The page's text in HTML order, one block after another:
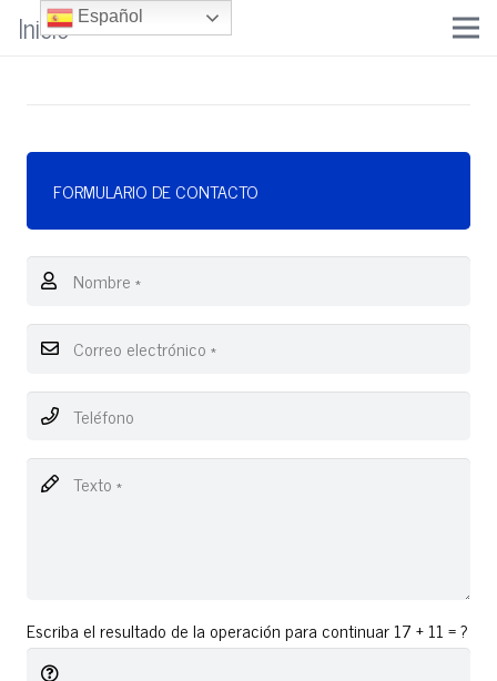
Inicio
FORMULARIO DE CONTACTO
Escriba el resultado de la operación para continuar17 + 11 = ?
Español